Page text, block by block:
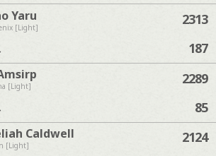
Yaru
[Light]
2313
187
[Light]
2289
85
Caldwell
[Light]
2124